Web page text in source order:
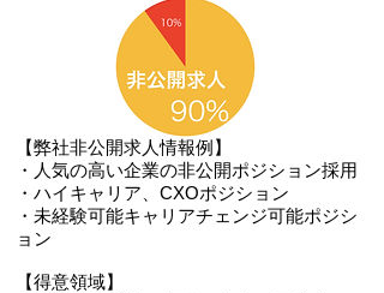
【弊社非公開求人情報例】
・人気の高い企業の非公開ポジション採用
​・ハイキャリア、CXOポジション
​・未経験可能キャリアチェンジ可能ポジシ
ョン
​【得意領域】